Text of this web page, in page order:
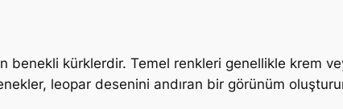
kürklerdir. Temel renkleri genellikle krem
leopar desenini andıran bir görünüm